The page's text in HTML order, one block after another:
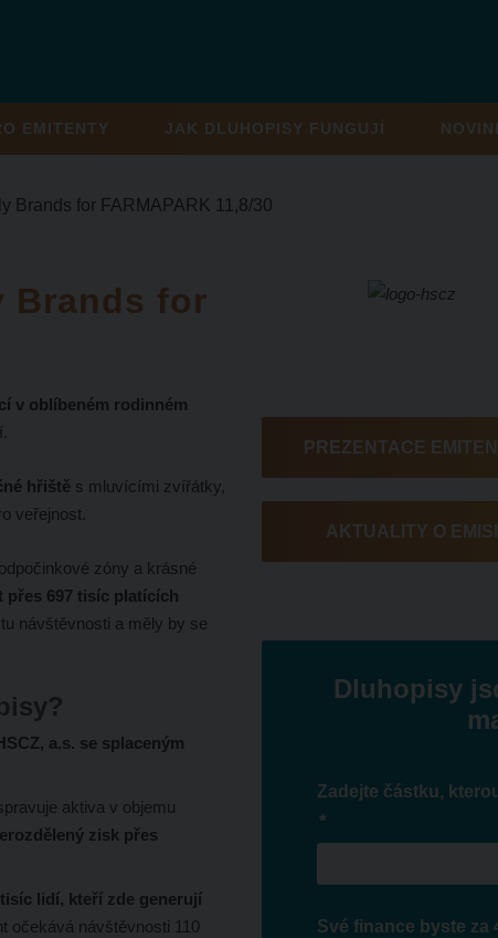
EMITENTY JAK DLUHOPISY FUNGUJÍ
Brands for FARMAPARK 11,8/30
Brands for
v oblíbeném rodinném
hřiště s mluvícími zvířátky,
veřejnost.
zóny a krásné
přes 697 tisíc platících
návštěvnosti a měly by se
a.s. se splaceným
aktiva v objemu
zisk přes
lidí, kteří zde generují
očekává návštěvnosti 110
PREZENTACE
AKTUALITY O EMISI
Dluhopisy
Zadejte částku,
*
Své finance byste za